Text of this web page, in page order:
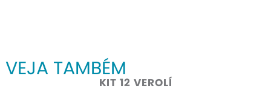
VEJA TAMBÉM
KIT 12 VEROLÍ